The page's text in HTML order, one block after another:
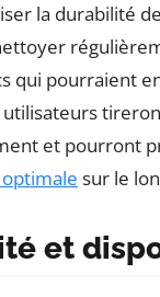
la durabilité
qui pourraient
utilisateurs
et pourront
sur le
et